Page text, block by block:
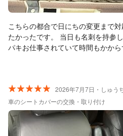
こちらの都合で日にちの変更まで
たかったです。 当日も名刺を持参
パキお仕事されていて時間もかか
の汚れに驚かされましたが夏を乗
2026年7月7日・しゅう
車のシートカバーの交換・取り付け